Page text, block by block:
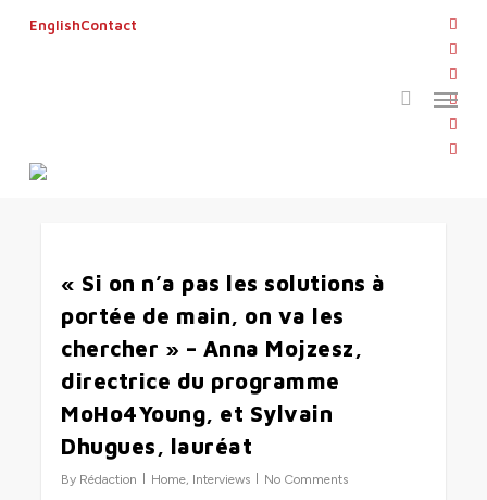
flickr
EnglishContact
search
Menu
« Si on n’a pas les solutions à
portée de main, on va les
chercher » – Anna Mojzesz,
directrice du programme
MoHo4Young, et Sylvain
Dhugues, lauréat
By Rédaction Home, Interviews No Comments